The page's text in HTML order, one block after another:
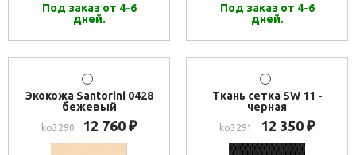
Под заказ от 4-6
дней.
Под заказ от 4-6
дней.
Экокожа Santorini 0428
бежевый
ko3290 12 760 ₽
Ткань сетка SW 11 -
черная
ko3291 12 350 ₽